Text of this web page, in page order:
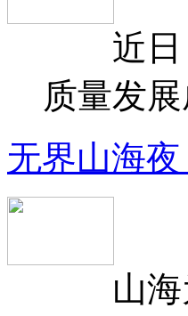
近日，
质量发
无界山海
山海为